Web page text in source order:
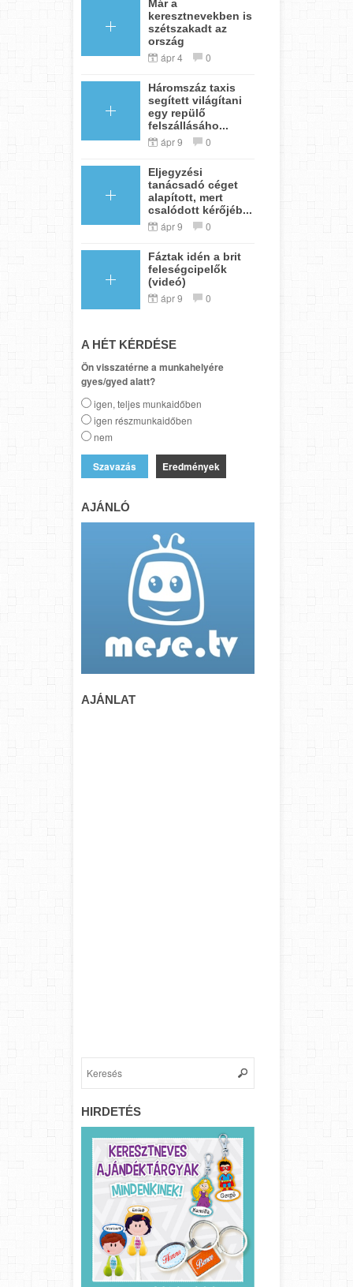
Már a
keresztnevekben is
szétszakadt az
ország
ápr 4 0
Háromszáz taxis
segített világítani
egy repülő
felszállásáho...
ápr 9 0
Eljegyzési
tanácsadó céget
alapított, mert
csalódott kérőjéb...
ápr 9 0
Fáztak idén a brit
feleségcipelők
(videó)
ápr 9 0
A HÉT KÉRDÉSE
Ön visszatérne a munkahelyére
gyes/gyed alatt?
igen, teljes munkaidőben
igen részmunkaidőben
nem
Eredmények
AJÁNLÓ
AJÁNLAT
HIRDETÉS